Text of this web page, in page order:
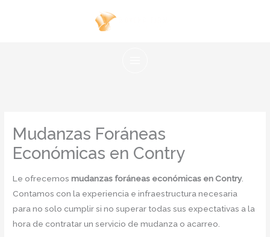
Mudanzas Foráneas
Económicas en Contry
Le ofrecemos mudanzas foráneas económicas en Contry.
Contamos con la experiencia e infraestructura necesaria
para no solo cumplir si no superar todas sus expectativas a la
hora de contratar un servicio de mudanza o acarreo.